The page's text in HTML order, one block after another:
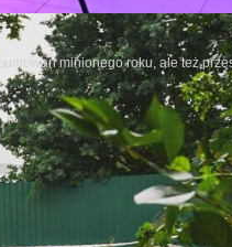
minionego roku, ale też